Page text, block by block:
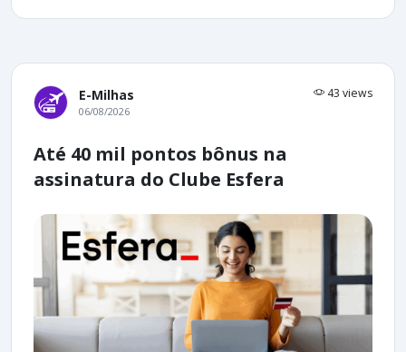
E-Milhas 43 views
06/08/2026
Até 40 mil pontos bônus na
assinatura do Clube Esfera